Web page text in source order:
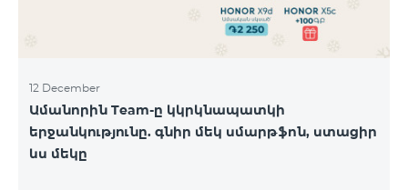
12 December
Ամանորին Team-ը կկրկնապատկի
երջանկությունը. գնիր մեկ սմարթֆոն, ստացիր
ևս մեկը